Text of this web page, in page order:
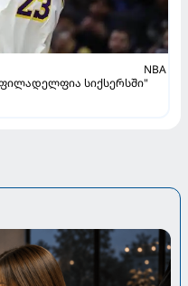
NBA
სიქსერსში"